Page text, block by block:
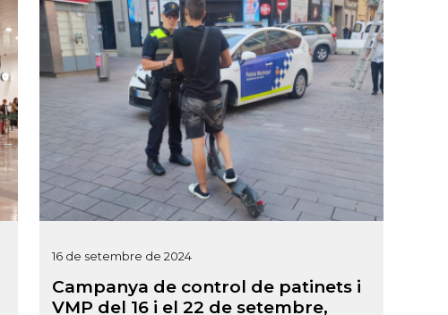
16 de setembre de 2024
Campanya de control de patinets i
VMP del 16 i el 22 de setembre,